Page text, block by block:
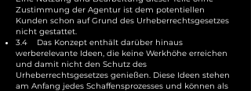
Zustimmung der Agentur ist dem potentiellen
Kunden schon auf Grund des Urheberrechtsgesetzes
nicht gestattet.
3.4 Das Konzept enthält darüber hinaus
werberelevante Ideen, die keine Werkhöhe erreichen
und damit nicht den Schutz des
Urheberrechtsgesetzes genießen. Diese Ideen stehen
am Anfang jedes Schaffensprozesses und können als